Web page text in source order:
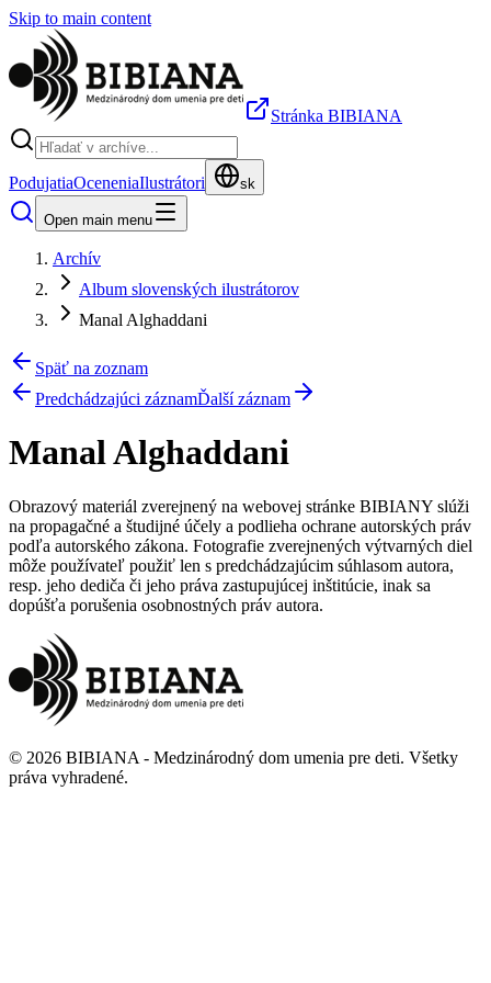
Skip to main content
Stránka BIBIANA
PodujatiaOceneniaIlustrátori sk
Open main menu
Archív
Album slovenských ilustrátorov
Manal Alghaddani
Späť na zoznam
Predchádzajúci záznamĎalší záznam
Manal Alghaddani
Obrazový materiál zverejnený na webovej stránke BIBIANY slúži
na propagačné a študijné účely a podlieha ochrane autorských práv
podľa autorského zákona. Fotografie zverejnených výtvarných diel
môže používateľ použiť len s predchádzajúcim súhlasom autora,
resp. jeho dediča či jeho práva zastupujúcej inštitúcie, inak sa
dopúšťa porušenia osobnostných práv autora.
© 2026 BIBIANA - Medzinárodný dom umenia pre deti. Všetky
práva vyhradené.